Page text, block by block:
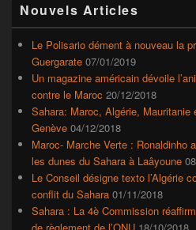
principale
de
widget
barre
latérale
Nouvels Articles
Le Polisario dément à nouveau la
Guergarate 07/01/2019
Un magazine américain dévoile
contre le Maroc 20/12/2018
Sahara: Maroc, Algérie,
Genève 04/12/2018
Maroc- Marche Verte : Ronaldinho
les dunes du Sahara à Laâyoune
Le Conseil désigne texto l’Algérie
conflit du Sahara 01/11/2018
Sahara : La 4è Commission